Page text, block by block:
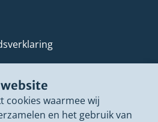
website
cookies waarmee wij
en het gebruik van